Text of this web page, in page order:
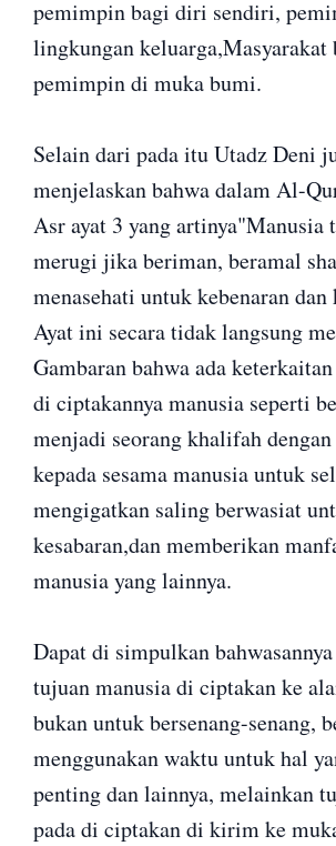
pemimpin bagi diri sendiri,
lingkungan keluarga,Masyarakat
pemimpin di muka bumi.
Selain dari pada itu Utadz Deni
menjelaskan bahwa dalam Al-
Asr ayat 3 yang artinya"Manusia
merugi jika beriman, beramal
menasehati untuk kebenaran dan
Ayat ini secara tidak langsung
Gambaran bahwa ada
di ciptakannya manusia seperti
menjadi seorang khalifah
kepada sesama manusia untuk
mengigatkan saling berwasiat
kesabaran,dan memberikan
manusia yang lainnya.
Dapat di simpulkan
tujuan manusia di ciptakan ke
bukan untuk bersenang-senang,
menggunakan waktu untuk hal
penting dan lainnya, melainkan
pada di ciptakan di kirim ke